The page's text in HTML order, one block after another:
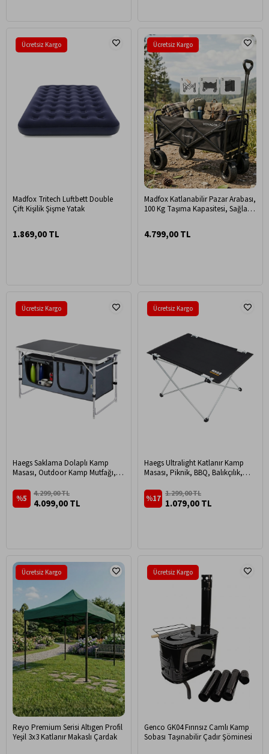
Madfox Tritech Luftbett Double
Çift Kişilik Şişme Yatak
1.869,00 TL
Ücretsiz Kargo
Madfox Katlanabilir Pazar Arabası,
100 Kg Taşıma Kapasitesi, Sağlam
Manevralı Tekerlek, Kamp, Plaj,
4.799,00 TL
Ücretsiz Kargo
Haegs Saklama Dolaplı Kamp
Masası, Outdoor Kamp Mutfağı,
Piknik Masası, Seyahat Mutfağı,
Mutfak Dolabı, Depolama bölmeli,
Dış Mekan Mutfağı 120x60cm-
4.099,00 TL
4.299,00 TL
%5
Ücretsiz Kargo
Haegs Ultralight Katlanır Kamp
Masası, Piknik, BBQ, Balıkçılık,
Kompakt Roll Up Outdoor Kamp
Masası Medium - Siyah
1.079,00 TL
1.299,00 TL
%17
Ücretsiz Kargo
Reyo Premium Serisi Altıgen Profil
Yeşil 3x3 Katlanır Makaslı Çardak
Ücretsiz Kargo
Genco GK04 Fırınsız Camlı Kamp
Sobası Taşınabilir Çadır Şöminesi
Ücretsiz Kargo